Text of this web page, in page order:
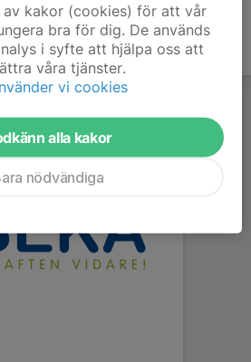
av kakor (cookies) för att vår
bra för dig. De används
i syfte att hjälpa oss att
våra tjänster.
vi cookies
alla kakor
nödvändiga